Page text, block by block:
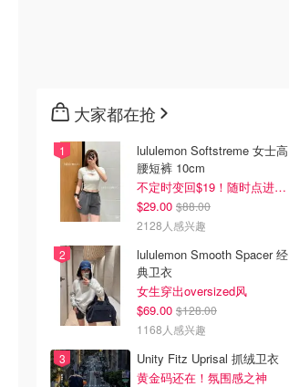
大家都在抢
lululemon Softstreme 女士高
腰短裤 10cm
不定时变回$19！随时点进来看
$29.00 $88.00
2128人感兴趣
lululemon Smooth Spacer 经
典卫衣
女生穿出oversized风
$69.00 $128.00
1168人感兴趣
Unity Fitz Uprisal 抓绒卫衣
黄金码还在！氛围感之神